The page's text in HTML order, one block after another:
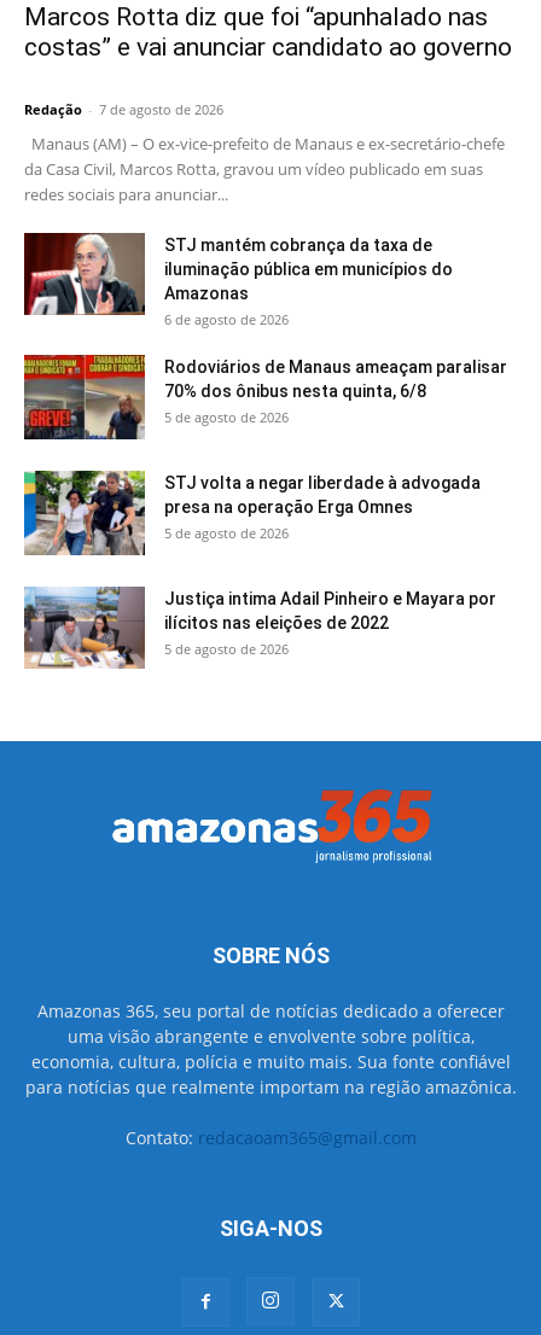
Marcos Rotta diz que foi “apunhalado nas
costas” e vai anunciar candidato ao governo
Redação - 7 de agosto de 2026
Manaus (AM) – O ex-vice-prefeito de Manaus e ex-secretário-chefe
da Casa Civil, Marcos Rotta, gravou um vídeo publicado em suas
redes sociais para anunciar...
STJ mantém cobrança da taxa de
iluminação pública em municípios do
Amazonas
6 de agosto de 2026
Rodoviários de Manaus ameaçam paralisar
70% dos ônibus nesta quinta, 6/8
5 de agosto de 2026
STJ volta a negar liberdade à advogada
presa na operação Erga Omnes
5 de agosto de 2026
Justiça intima Adail Pinheiro e Mayara por
ilícitos nas eleições de 2022
5 de agosto de 2026
SOBRE NÓS
Amazonas 365, seu portal de notícias dedicado a oferecer
uma visão abrangente e envolvente sobre política,
economia, cultura, polícia e muito mais. Sua fonte confiável
para notícias que realmente importam na região amazônica.
Contato: redacaoam365@gmail.com
SIGA-NOS